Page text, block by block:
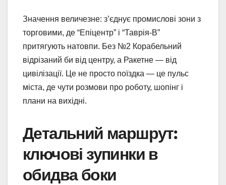
Значення величезне: з’єднує промислові зони з
торговими, де “Епіцентр” і “Таврія-В”
притягують натовпи. Без №2 Корабельний
відрізаний би від центру, а Ракетне — від
цивілізації. Це не просто поїздка — це пульс
міста, де чути розмови про роботу, шопінг і
плани на вихідні.
Детальний маршрут:
ключові зупинки в
обидва боки